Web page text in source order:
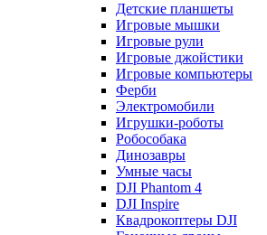
Детские планшеты
Игровые мышки
Игровые рули
Игровые джойстики
Игровые компьютеры
Ферби
Электромобили
Игрушки-роботы
Робособака
Динозавры
Умные часы
DJI Phantom 4
DJI Inspire
Квадрокоптеры DJI